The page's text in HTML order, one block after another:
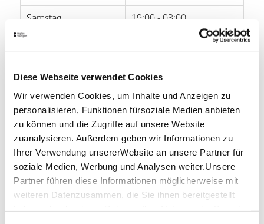
Diese Webseite verwendet Cookies
Wir verwenden Cookies, um Inhalte und Anzeigen zu
personalisieren, Funktionen fürsoziale Medien anbieten
zu können und die Zugriffe auf unsere Website
zuanalysieren. Außerdem geben wir Informationen zu
Ihrer Verwendung unsererWebsite an unsere Partner für
soziale Medien, Werbung und Analysen weiter.Unsere
Partner führen diese Informationen möglicherweise mit
weiteren Datenzusammen, die Sie ihnen bereitgestellt
Samstag
19:00 - 03:00
Öffnungszeiten von Google
Lage & Kontakt
FOU FOU
Leonhardstr. 13
70182 Stuttgart
Telefon:0711 51 89 15 11
Mail:kontakt@bar-foufou.de